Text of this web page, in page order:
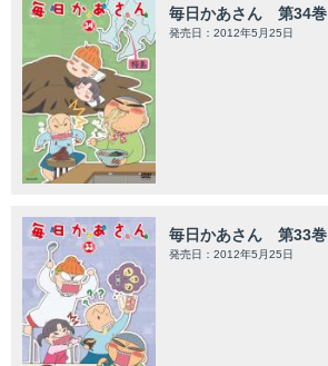
毎日かあさん 第34巻
発売日：2012年5月25日
毎日かあさん 第33巻
発売日：2012年5月25日